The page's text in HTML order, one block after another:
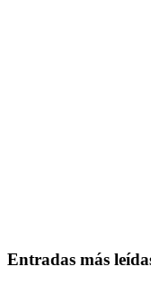
Entradas más